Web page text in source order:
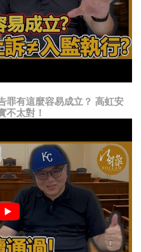
罪有這麼容易成立？ 高虹安
不太對！